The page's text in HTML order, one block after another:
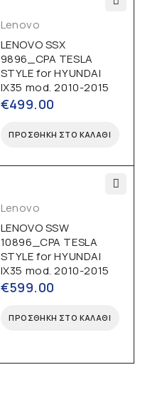
Lenovo
LENOVO SSX
9896_CPA TESLA
STYLE for HYUNDAI
IX35 mod. 2010-2015
€499.00
ΠΡΟΣΘΉΚΗ ΣΤΟ ΚΑΛΆΘΙ
Lenovo
LENOVO SSW
10896_CPA TESLA
STYLE for HYUNDAI
IX35 mod. 2010-2015
€599.00
ΠΡΟΣΘΉΚΗ ΣΤΟ ΚΑΛΆΘΙ